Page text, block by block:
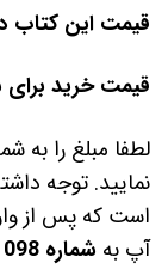
قیمت این کتاب
قیمت خرید برای شما 70 هزار
لطفا مبلغ را به
نمایید. توجه
است که پس از
آپ به شماره 09193631098